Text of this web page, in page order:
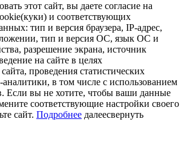
этот сайт, вы даете согласие на
и соответствующих
тип и версия браузера, IP-адрес,
тип и версия ОС, язык ОС и
разрешение экрана, источник
на сайте в целях
проведения статистических
в том числе с использованием
Если вы не хотите, чтобы ваши данные
соответствующие настройки своего
сайт. Подробнее далеесвернуть